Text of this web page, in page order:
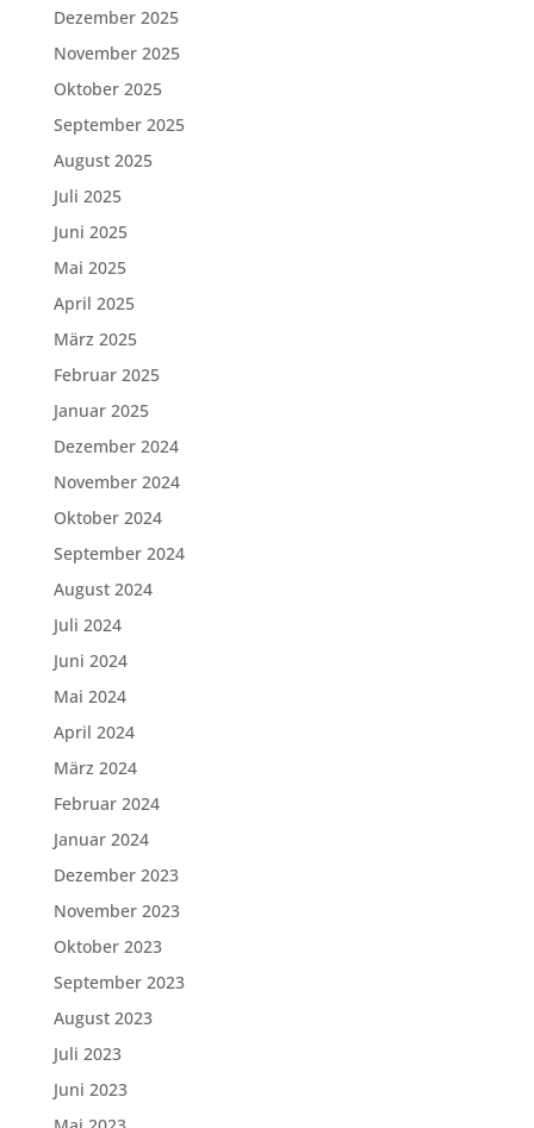
Dezember 2025
November 2025
Oktober 2025
September 2025
August 2025
Juli 2025
Juni 2025
Mai 2025
April 2025
März 2025
Februar 2025
Januar 2025
Dezember 2024
November 2024
Oktober 2024
September 2024
August 2024
Juli 2024
Juni 2024
Mai 2024
April 2024
März 2024
Februar 2024
Januar 2024
Dezember 2023
November 2023
Oktober 2023
September 2023
August 2023
Juli 2023
Juni 2023